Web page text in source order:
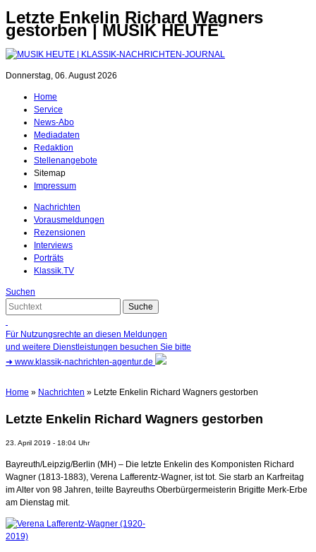
Letzte Enkelin Richard Wagners
gestorben | MUSIK HEUTE
Donnerstag, 06. August 2026
Home
Service
News-Abo
Mediadaten
Redaktion
Stellenangebote
Sitemap
Impressum
Nachrichten
Vorausmeldungen
Rezensionen
Interviews
Porträts
Klassik.TV
Suchen
Für Nutzungsrechte an diesen Meldungen
und weitere Dienstleistungen besuchen Sie bitte
➜ www.klassik-nachrichten-agentur.de
Home » Nachrichten » Letzte Enkelin Richard Wagners gestorben
Letzte Enkelin Richard Wagners gestorben
23. April 2019 - 18:04 Uhr
Bayreuth/Leipzig/Berlin (MH) – Die letzte Enkelin des Komponisten Richard
Wagner (1813-1883), Verena Lafferentz-Wagner, ist tot. Sie starb an Karfreitag
im Alter von 98 Jahren, teilte Bayreuths Oberbürgermeisterin Brigitte Merk-Erbe
am Dienstag mit.